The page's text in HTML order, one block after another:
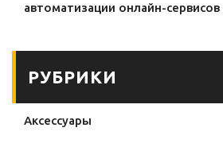
автоматизации онлайн-сервисов
РУБРИКИ
Аксессуары